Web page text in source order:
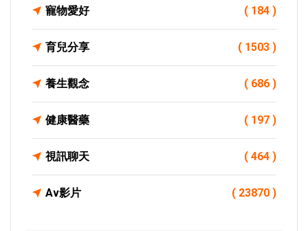
寵物愛好 ( 184 )
育兒分享 ( 1503 )
養生觀念 ( 686 )
健康醫藥 ( 197 )
視訊聊天 ( 464 )
Av影片 ( 23870 )